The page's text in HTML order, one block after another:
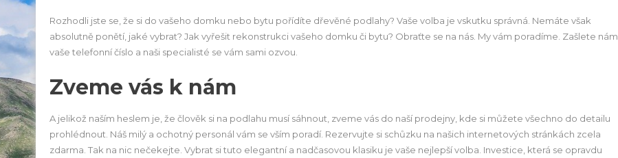
Rozhodli jste se, že si do vašeho domku nebo bytu pořídíte dřevěné podlahy? Vaše volba je vskutku správná. Nemáte však
absolutně ponětí, jaké vybrat? Jak vyřešit rekonstrukci vašeho domku či bytu? Obraťte se na nás. My vám poradíme. Zašlete nám
vaše telefonní číslo a naši specialisté se vám sami ozvou.
Zveme vás k nám
A jelikož naším heslem je, že člověk si na podlahu musí sáhnout, zveme vás do naší prodejny, kde si můžete všechno do detailu
prohlédnout. Náš milý a ochotný personál vám se vším poradí. Rezervujte si schůzku na našich internetových stránkách zcela
zdarma. Tak na nic nečekejte. Vybrat si tuto elegantní a nadčasovou klasiku je vaše nejlepší volba. Investice, která se opravdu